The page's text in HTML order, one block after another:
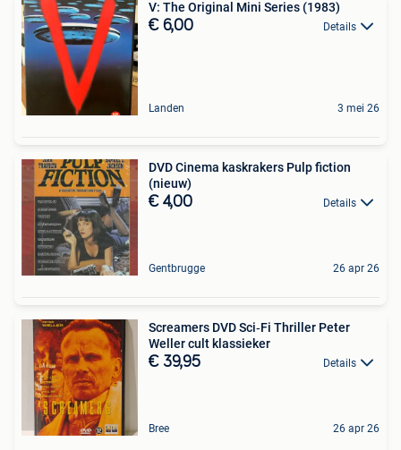
V: The Original Mini Series (1983)
€ 6,00 Details
Landen 3 mei 26
DVD Cinema kaskrakers Pulp fiction
(nieuw)
€ 4,00 Details
Gentbrugge 26 apr 26
Screamers DVD Sci‑Fi Thriller Peter
Weller cult klassieker
€ 39,95 Details
Bree 26 apr 26